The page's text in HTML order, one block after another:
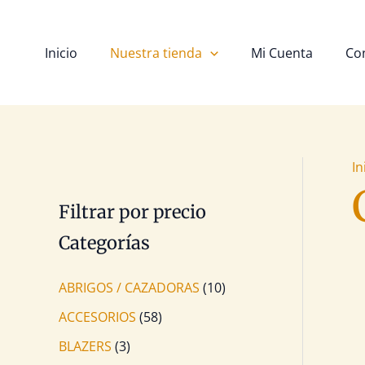
contenidoInicio Nuestra tienda Mi Cuenta
Filtrar por precio
Categorías
ABRIGOS / CAZADORAS (10)
ACCESORIOS (58)
BLAZERS (3)